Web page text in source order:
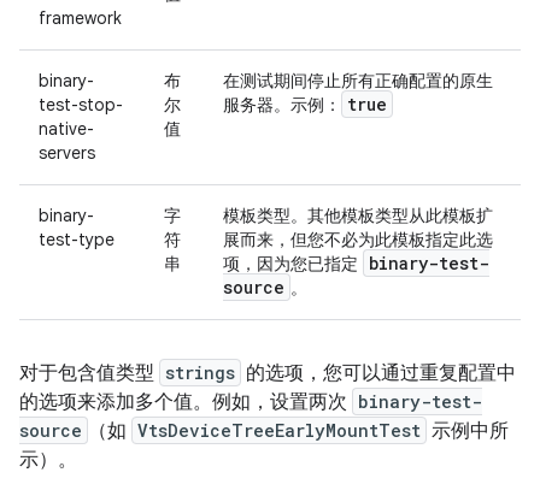
framework
binary-
test-stop-
native-
servers
布
尔
值
在测试期间停止所有正确配置的原生
服务器。示例：
true
binary-
test-type
字
符
串
模板类型。其他模板类型从此模板扩
展而来，但您不必为此模板指定此选
项，因为您已指定
binary-test-
source 。
对于包含值类型 strings 的选项，您可以通过重复配置中
的选项来添加多个值。例如，设置两次 binary-test-
source
（如 VtsDeviceTreeEarlyMountTest 示例中所
示）。